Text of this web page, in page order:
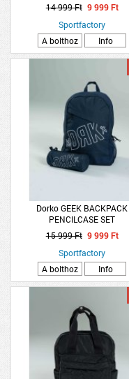
14 999 Ft 9 999 Ft
Sportfactory
A bolthoz
Info
Dorko GEEK BACKPACK
PENCILCASE SET
15 999 Ft 9 999 Ft
Sportfactory
A bolthoz
Info